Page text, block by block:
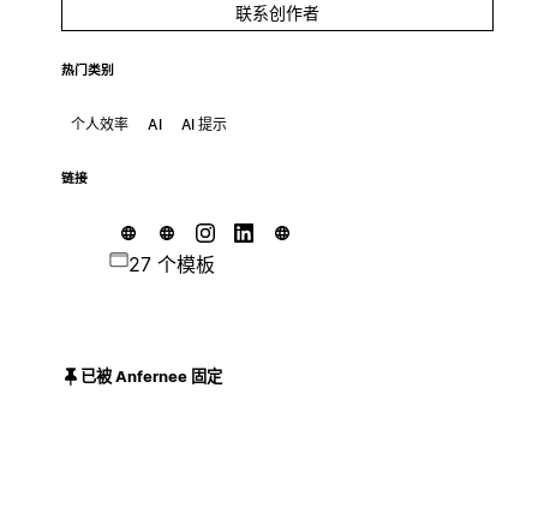
联系创作者
热门类别
个人效率 AI AI 提示
链接
27 个模板
已被 Anfernee 固定